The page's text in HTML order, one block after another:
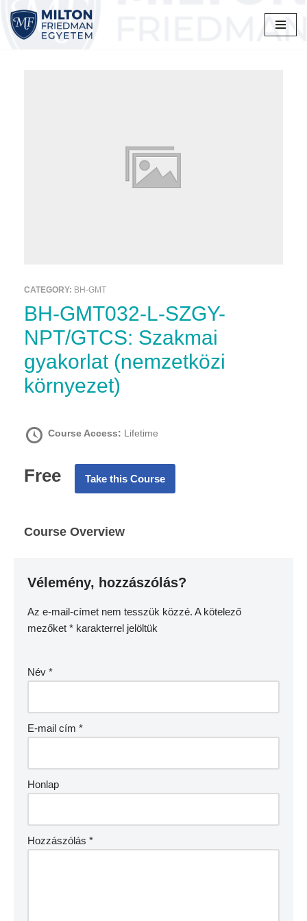
Skip
CATEGORY: BH-GMT
BH-GMT032-L-SZGY-
NPT/GTCS: Szakmai
gyakorlat (nemzetközi
környezet)
Course Access: Lifetime
Free Take this Course
Course Overview
Vélemény, hozzászólás?
Az e-mail-címet nem tesszük közzé. A kötelező
mezőket * karakterrel jelöltük
Név *
E-mail cím *
Honlap
Hozzászólás *